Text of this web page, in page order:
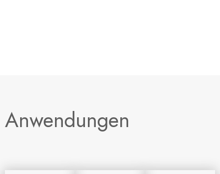
Anwendungen